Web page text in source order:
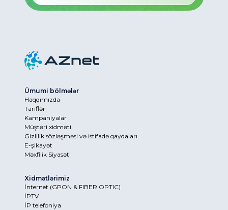
Ümumi bölmələr
Haqqımızda
Tariflər
Kampaniyalar
Müştəri xidməti
Gizlilik sözləşməsi və istifadə qaydaları
E-şikayət
Məxfilik Siyasəti
Xidmətlərimiz
İnternet (GPON & FIBER OPTIC)
İPTV
İP telefoniya